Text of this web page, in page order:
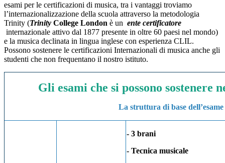
esami per le certificazioni di musica, tra i vantaggi troviamo
l’internazionalizzazione della scuola attraverso la metodologia
Trinity (Trinity College London è un ente certificatore
internazionale attivo dal 1877 presente in oltre 60 paesi nel mondo)
e la musica declinata in lingua inglese con esperienza CLIL.
Possono sostenere le certificazioni Internazionali di musica anche gli
studenti che non frequentano il nostro istituto.
Gli esami che si possono sostenere
La struttura di base dell’esame
- 3 brani
- Tecnica musicale